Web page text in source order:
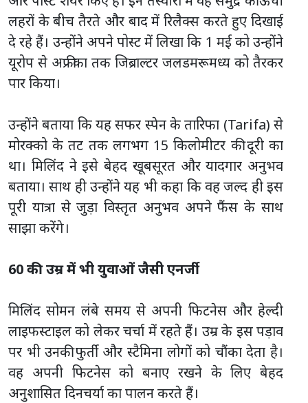
लहरों के बीच तैरते और बाद में रिलैक्स करते हुए दिखाई
दे रहे हैं। उन्होंने अपने पोस्ट में लिखा कि 1 मई को उन्होंने
यूरोप से अफ्रीका तक जिब्राल्टर जलडमरूमध्य को तैरकर
पार किया।
उन्होंने बताया कि यह सफर स्पेन के तारिफा (Tarifa) से
मोरक्को के तट तक लगभग 15 किलोमीटर की दूरी का
था। मिलिंद ने इसे बेहद खूबसूरत और यादगार अनुभव
बताया। साथ ही उन्होंने यह भी कहा कि वह जल्द ही इस
पूरी यात्रा से जुड़ा विस्तृत अनुभव अपने फैंस के साथ
साझा करेंगे।
60 की उम्र में भी युवाओं जैसी एनर्जी
मिलिंद सोमन लंबे समय से अपनी फिटनेस और हेल्दी
लाइफस्टाइल को लेकर चर्चा में रहते हैं। उम्र के इस पड़ाव
पर भी उनकी फुर्ती और स्टैमिना लोगों को चौंका देता है।
वह अपनी फिटनेस को बनाए रखने के लिए बेहद
अनुशासित दिनचर्या का पालन करते हैं।